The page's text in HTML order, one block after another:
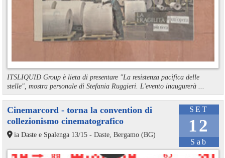
ITSLIQUID Group è lieta di presentare "La resistenza pacifica delle
stelle", mostra personale di Stefania Ruggieri. L'evento inaugurerà ...
SET
12
Sab
Cinemarcord - torna la convention di
collezionismo cinematografico
ia Daste e Spalenga 13/15 - Daste, Bergamo (BG)